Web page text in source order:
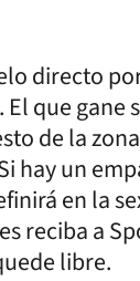
directo
que gane
de la
hay un
en la
reciba a
libre.